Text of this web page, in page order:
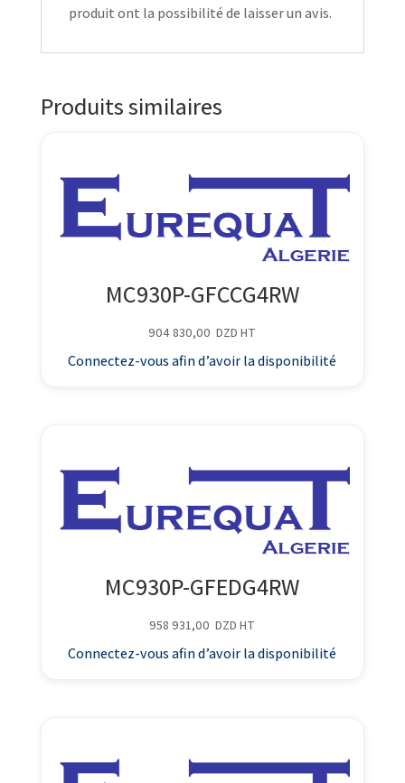
produit ont la possibilité de laisser un avis.
Produits similaires
MC930P-GFCCG4RW
904 830,00 DZD HT
Connectez-vous afin d’avoir la disponibilité
MC930P-GFEDG4RW
958 931,00 DZD HT
Connectez-vous afin d’avoir la disponibilité